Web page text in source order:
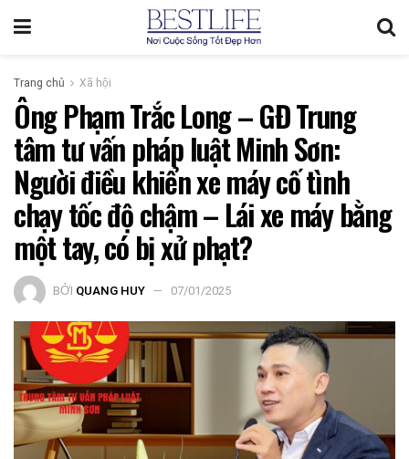
Trang chủ Xã hội
Ông Phạm Trắc Long – GĐ Trung
tâm tư vấn pháp luật Minh Sơn:
Người điều khiển xe máy cố tình
chạy tốc độ chậm – Lái xe máy bằng
một tay, có bị xử phạt?
BỞI QUANG HUY 07/01/2025